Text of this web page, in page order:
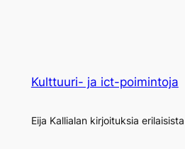
Kulttuuri- ja ict-poimintoja
Eija Kallialan kirjoituksia